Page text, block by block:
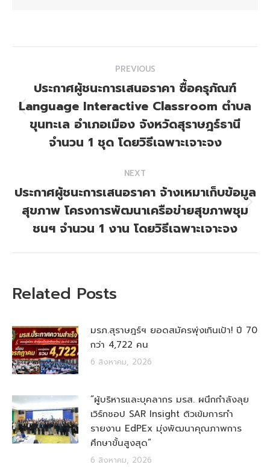
navigation
PREVIOUS
Previous
post:
ประกาศผู้ชนะการเสนอราคา ซื้อครุภัณฑ์
Language Interactive Classroom ตำบล
ขุนทะเล อำเภอเมือง จังหวัดสุราษฎร์ธานี
จำนวน 1 ชุด โดยวิธีเฉพาะเจาะจง
NEXT
Next
post:
ประกาศผู้ชนะการเสนอราคา จ้างเหมาเก็บข้อมูล
สุขภาพ โครงการพัฒนาเครือข่ายสุขภาพชุม
ชนฯ จำนวน 1 งาน โดยวิธีเฉพาะเจาะจง
Related Posts
มรภ.สุราษฎร์ฯ ยอดสมัครพุ่งเกินเป้า! ปี 70
กว่า 4,722 คน
6 สิงหาคม, 2026
“ผู้บริหารและบุคลากร มรส. ผนึกกำลังลุย
เวิร์กชอป SAR Insight ติวเข้มการทำ
รายงาน EdPEx มุ่งพัฒนาคุณภาพการ
ศึกษาขั้นสูงสุด”
6 สิงหาคม, 2026